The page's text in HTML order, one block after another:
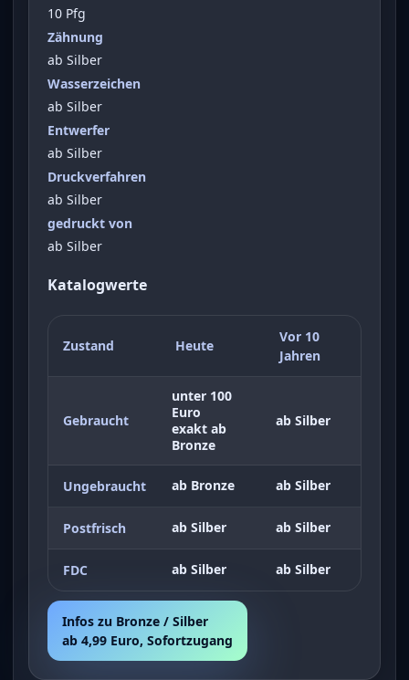
10 Pfg
Zähnung
ab Silber
Wasserzeichen
ab Silber
Entwerfer
ab Silber
Druckverfahren
ab Silber
gedruckt von
ab Silber
Katalogwerte
Zustand Heute
Vor 10
Jahren
Gebraucht
unter 100
Euro
exakt ab
Bronze
ab Silber
Ungebraucht ab Bronze ab Silber
Postfrisch ab Silber ab Silber
FDC ab Silber ab Silber
Infos zu Bronze / Silber
ab 4,99 Euro, Sofortzugang